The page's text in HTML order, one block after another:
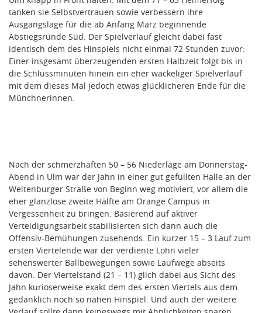
tanken sie Selbstvertrauen sowie verbessern ihre
Ausgangslage für die ab Anfang März beginnende
Abstiegsrunde Süd. Der Spielverlauf gleicht dabei fast
identisch dem des Hinspiels nicht einmal 72 Stunden zuvor:
Einer insgesamt überzeugenden ersten Halbzeit folgt bis in
die Schlussminuten hinein ein eher wackeliger Spielverlauf
mit dem dieses Mal jedoch etwas glücklicheren Ende für die
Münchnerinnen.
Nach der schmerzhaften 50 – 56 Niederlage am Donnerstag-
Abend in Ulm war der Jahn in einer gut gefüllten Halle an der
Weltenburger Straße von Beginn weg motiviert, vor allem die
eher glanzlose zweite Hälfte am Orange Campus in
Vergessenheit zu bringen. Basierend auf aktiver
Verteidigungsarbeit stabilisierten sich dann auch die
Offensiv-Bemühungen zusehends. Ein kurzer 15 – 3 Lauf zum
ersten Viertelende war der verdiente Lohn vieler
sehenswerter Ballbewegungen sowie Laufwege abseits
davon. Der Viertelstand (21 – 11) glich dabei aus Sicht des
Jahn kurioserweise exakt dem des ersten Viertels aus dem
gedanklich noch so nahen Hinspiel. Und auch der weitere